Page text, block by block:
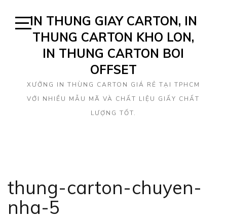
Open
Sidebar
IN THUNG GIAY CARTON, IN
THUNG CARTON KHO LON,
IN THUNG CARTON BOI
OFFSET
XƯỞNG IN THÙNG CARTON GIÁ RẺ TẠI TPHCM
VỚI NHIỀU MẪU MÃ VÀ CHẤT LIỆU GIẤY CHẤT
LƯỢNG TỐT.
thung-carton-chuyen-
nha-5